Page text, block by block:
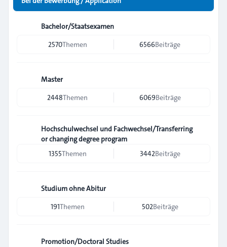
Bachelor/Staatsexamen
2570Themen 6566Beiträge
Master
2448Themen 6069Beiträge
Hochschulwechsel und Fachwechsel/Transferring
or changing degree program
1355Themen 3442Beiträge
Studium ohne Abitur
191Themen 502Beiträge
Promotion/Doctoral Studies